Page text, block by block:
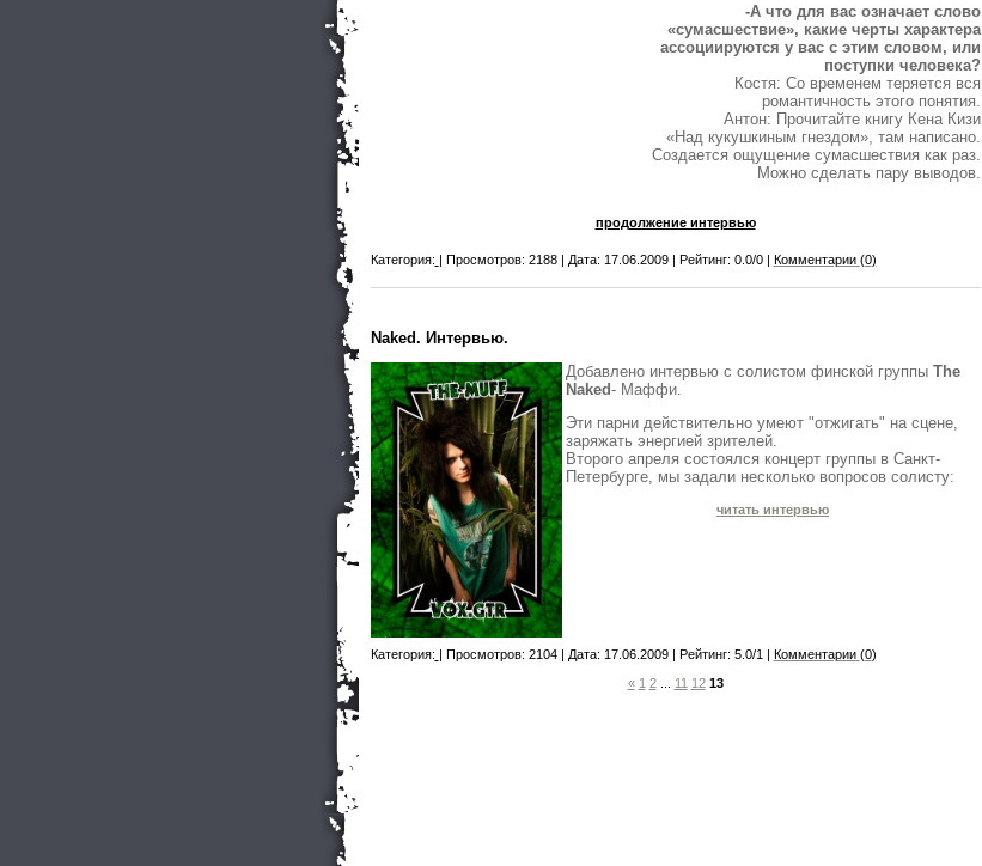
-А что для вас означает слово
«сумасшествие», какие черты характера
ассоциируются у вас с этим словом, или
поступки человека?
Костя: Со временем теряется вся
романтичность этого понятия.
Антон: Прочитайте книгу Кена Кизи
«Над кукушкиным гнездом», там написано.
Создается ощущение сумасшествия как раз.
Можно сделать пару выводов.
продолжение интервью
Категория: | Просмотров: 2188 | Дата: 17.06.2009| Рейтинг: 0.0/0 | Комментарии (0)
Naked. Интервью.
Добавлено интервью с солистом финской группы The
Naked- Маффи.
Эти парни действительно умеют "отжигать" на сцене,
заряжать энергией зрителей.
Второго апреля состоялся концерт группы в Санкт-
Петербурге, мы задали несколько вопросов солисту:
читать интервью
Категория: | Просмотров: 2104 | Дата: 17.06.2009| Рейтинг: 5.0/1 | Комментарии (0)
« 1 2 11 12 13